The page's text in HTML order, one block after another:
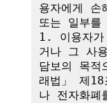
용자에게 손
또는 일부
1. 이용자가
거나 그 사
담보의 목적
래법」 제18
나 전자화폐